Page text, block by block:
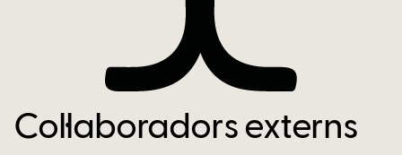
Col·laboradors externs